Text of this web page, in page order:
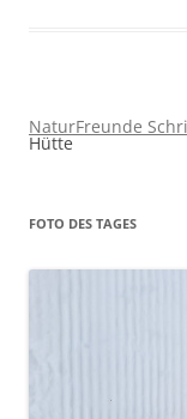
NaturFreunde
Hütte
FOTO DES TAGES